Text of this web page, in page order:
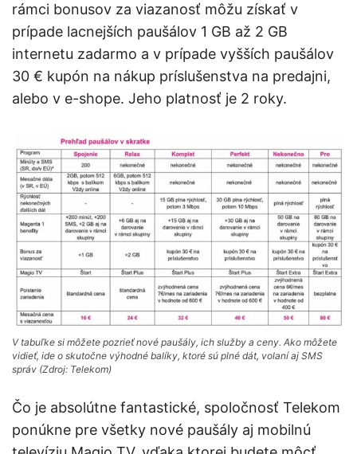
rámci bonusov za viazanosť môžu získať v
prípade lacnejších paušálov 1 GB až 2 GB
internetu zadarmo a v prípade vyšších paušálov
30 € kupón na nákup príslušenstva na predajni,
alebo v e-shope. Jeho platnosť je 2 roky.
V tabuľke si môžete pozrieť nové paušály, ich služby a ceny. Ako môžete
vidieť, ide o skutočne výhodné balíky, ktoré sú plné dát, volaní aj SMS
správ (Zdroj: Telekom)
Čo je absolútne fantastické, spoločnosť Telekom
ponúkne pre všetky nové paušály aj mobilnú